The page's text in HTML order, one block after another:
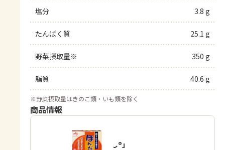
塩分 3.8 g
たんぱく質 25.1 g
野菜摂取量※ 350 g
脂質 40.6 g
※野菜摂取量はきのこ類・いも類を除く
商品情報
「ほんだし®」